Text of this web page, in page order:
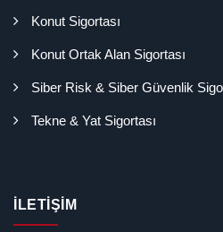
Konut Sigortası
Konut Ortak Alan Sigortası
Siber Risk & Siber Güvenlik
Tekne & Yat Sigortası
İLETIŞIM